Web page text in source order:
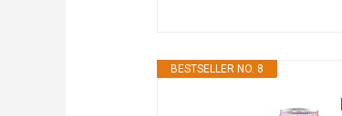
BESTSELLER NO. 8